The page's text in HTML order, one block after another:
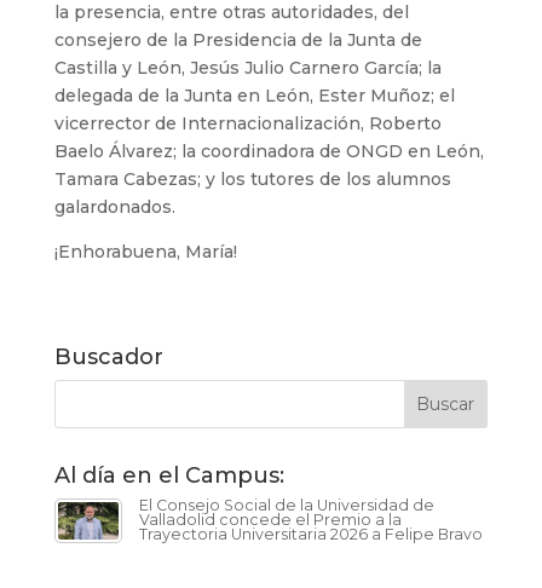
la presencia, entre otras autoridades, del
consejero de la Presidencia de la Junta de
Castilla y León, Jesús Julio Carnero García; la
delegada de la Junta en León, Ester Muñoz; el
vicerrector de Internacionalización, Roberto
Baelo Álvarez; la coordinadora de ONGD en León,
Tamara Cabezas; y los tutores de los alumnos
galardonados.
¡Enhorabuena, María!
Buscador
Al día en el Campus:
El Consejo Social de la Universidad de
Valladolid concede el Premio a la
Trayectoria Universitaria 2026 a Felipe Bravo